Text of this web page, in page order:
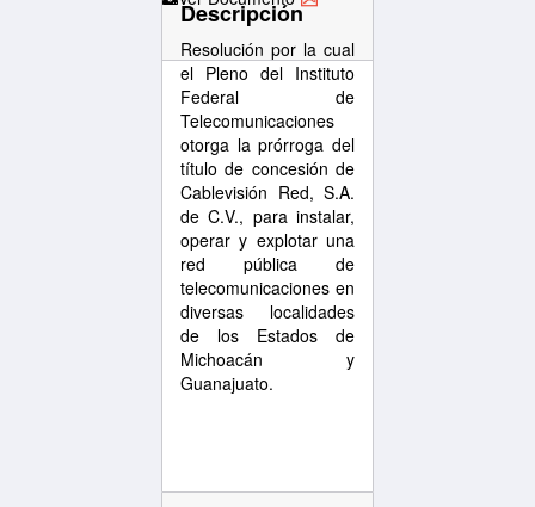
Descripción
Resolución por la cual
el Pleno del Instituto
Federal de
Telecomunicaciones
otorga la prórroga del
título de concesión de
Cablevisión Red, S.A.
de C.V., para instalar,
operar y explotar una
red pública de
telecomunicaciones en
diversas localidades
de los Estados de
Michoacán y
Guanajuato.